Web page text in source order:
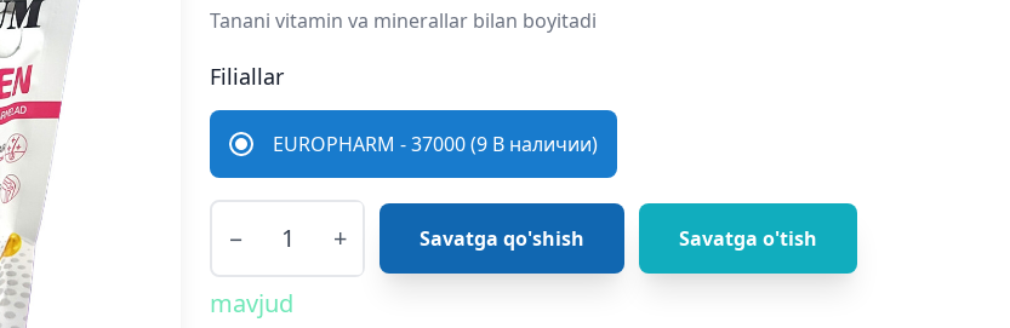
Tanani vitamin va minerallar bilan boyitadi
Filiallar
EUROPHARM - 37000 (9 В наличии)
− + Savatga qo'shish Savatga o'tish
mavjud